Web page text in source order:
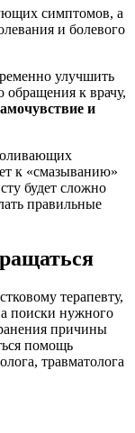
симптомов, а
и болевого
улучшить
обращения к врачу,
и
к «смазыванию»
будет сложно
правильные
терапевту,
поиски нужного
причины
помощь
травматолога